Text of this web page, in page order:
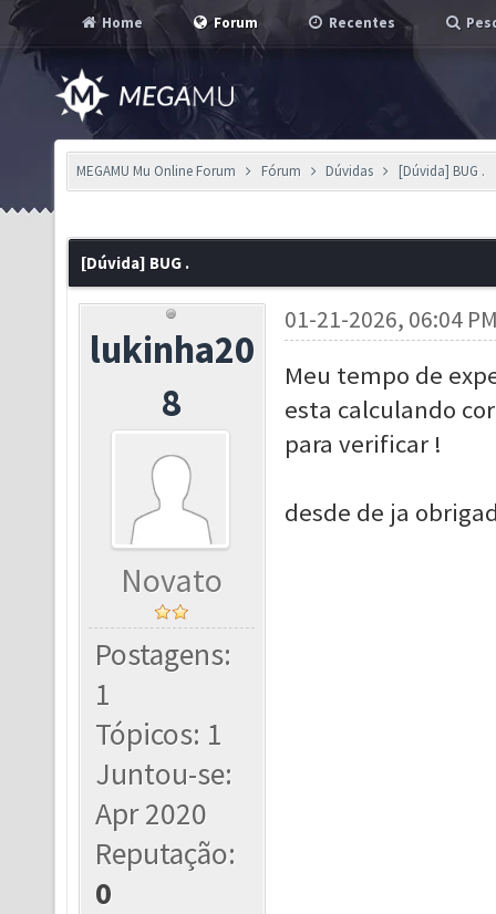
Home Forum Recentes
MEGAMU Mu Online Forum Fórum Dúvidas [Dúvida] BUG .
[Dúvida] BUG .
lukinha20
8
Novato
Postagens:
1
Tópicos: 1
Juntou-se:
Apr 2020
Reputação:
0
01-21-2026, 06:04
Meu tempo de
esta calculando
para verificar !
desde de ja